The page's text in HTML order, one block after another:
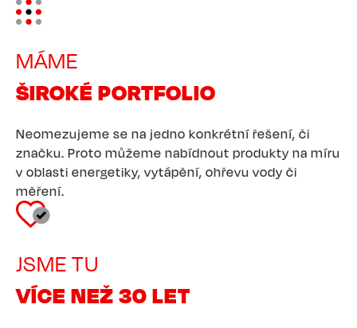
Image
MÁME
ŠIROKÉ PORTFOLIO
Neomezujeme se na jedno konkrétní řešení, či
značku. Proto můžeme nabídnout produkty na míru
v oblasti energetiky, vytápění, ohřevu vody či
měření.
Image
JSME TU
VÍCE NEŽ 30 LET